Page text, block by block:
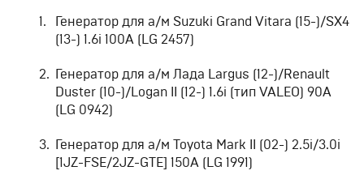
Генератор для а/м Suzuki Grand Vitara (15-)/SX4
(13-) 1.6i 100A (LG 2457)
Генератор для а/м Лада Largus (12-)/Renault
Duster (10-)/Logan II (12-) 1.6i (тип VALEO) 90A
(LG 0942)
Генератор для а/м Toyota Mark II (02-) 2.5i/3.0i
[1JZ-FSE/2JZ-GTE] 150А (LG 1991)